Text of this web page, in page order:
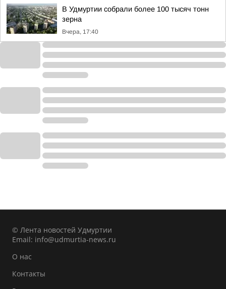
В Удмуртии собрали более 100 тысяч тонн
зерна
Вчера, 17:40
© Лента новостей Удмуртии
Email: info@udmurtia-news.ru
О нас
Контакты